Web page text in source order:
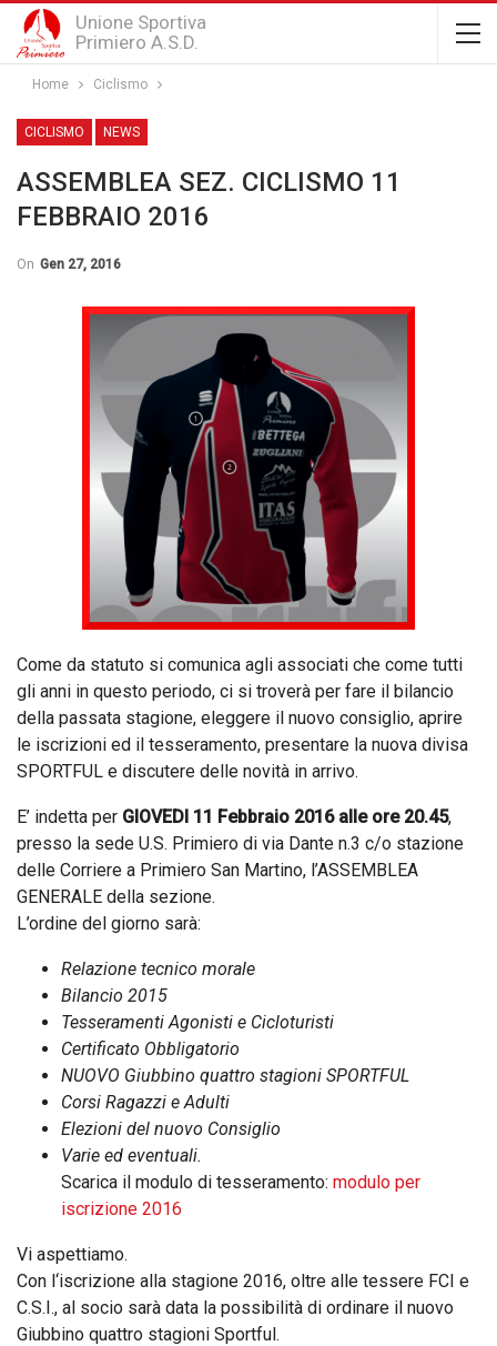
Unione Sportiva
Primiero A.S.D.
Home Ciclismo
CICLISMO NEWS
ASSEMBLEA SEZ. CICLISMO 11
FEBBRAIO 2016
On Gen 27, 2016
Come da statuto si comunica agli associati che come tutti
gli anni in questo periodo, ci si troverà per fare il bilancio
della passata stagione, eleggere il nuovo consiglio, aprire
le iscrizioni ed il tesseramento, presentare la nuova divisa
SPORTFUL e discutere delle novità in arrivo.
E’ indetta per GIOVEDI 11 Febbraio 2016 alle ore 20.45,
presso la sede U.S. Primiero di via Dante n.3 c/o stazione
delle Corriere a Primiero San Martino, l’ASSEMBLEA
GENERALE della sezione.
L’ordine del giorno sarà:
Relazione tecnico morale
Bilancio 2015
Tesseramenti Agonisti e Cicloturisti
Certificato Obbligatorio
NUOVO Giubbino quattro stagioni SPORTFUL
Corsi Ragazzi e Adulti
Elezioni del nuovo Consiglio
Varie ed eventuali.
Scarica il modulo di tesseramento: modulo per
iscrizione 2016
Vi aspettiamo.
Con l‘iscrizione alla stagione 2016, oltre alle tessere FCI e
C.S.I., al socio sarà data la possibilità di ordinare il nuovo
Giubbino quattro stagioni Sportful.